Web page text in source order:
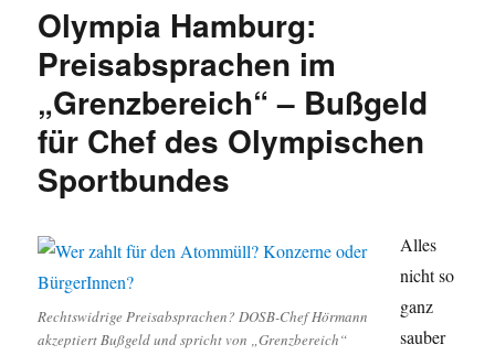
Olympia Hamburg:
Preisabsprachen im
„Grenzbereich“ – Bußgeld
für Chef des Olympischen
Sportbundes
Rechtswidrige Preisabsprachen? DOSB-Chef Hörmann
akzeptiert Bußgeld und spricht von „Grenzbereich“
Alles
nicht so
ganz
sauber